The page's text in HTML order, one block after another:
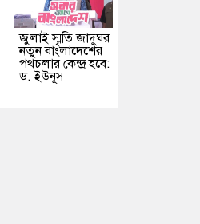
জুলাই স্মৃতি জাদুঘর
নতুন বাংলাদেশের
পথচলার কেন্দ্র হবে:
ড. ইউনূস